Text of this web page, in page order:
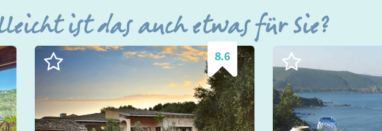
ist das auch etwas für Sie?
8.6